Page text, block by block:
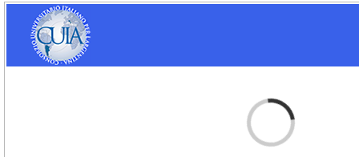
Loading...